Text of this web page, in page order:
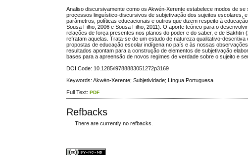
Analiso discursivamente como os Akwén-Xerente estabelece modos de
processos linguístico-discursivos de subjetivação dos sujeitos escolares,
parâmetros, políticas educacionais e outros que dizem respeito à
Sousa Filho, 2006 e Sousa Filho, 2011). O aporte teórico para o
relações de força presentes nos planos do poder e do saber, e de
refratam aquelas. Trata-se de um estudo de natureza qualitativo-
propostas de educação escolar indígena no país e às nossas
resultados apontam para a construção de elementos de subjetivação
bases para a apreensão de novos regimes de verdade sobre o sujeito e
DOI Code: 10.1285/i9788883051272p3169
Keywords: Akwén-Xerente; Subjetividade; Língua Portuguesa
Full Text:PDF
Refbacks
There are currently no refbacks.